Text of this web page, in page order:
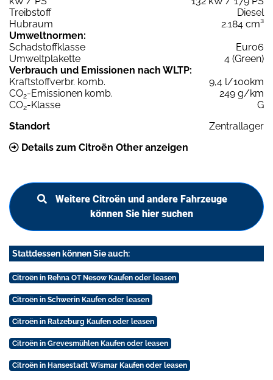
Treibstoff
Diesel
Hubraum
2.184 cm³
Umweltnormen:
Schadstoffklasse
Euro6
Umweltplakette
4 (Green)
Verbrauch und Emissionen nach WLTP:
Kraftstoffverbr. komb.
9,4 l/100km
CO2-Emissionen komb.
249 g/km
CO2-Klasse
G
Standort
Zentrallager
Details zum Citroën Other anzeigen
Weitere Citroën und andere Fahrzeuge
können Sie hier suchen
Stattdessen können Sie auch:
Citroën in Rehna OT Nesow Kaufen oder leasen
Citroën in Schwerin Kaufen oder leasen
Citroën in Ratzeburg Kaufen oder leasen
Citroën in Grevesmühlen Kaufen oder leasen
Citroën in Hansestadt Wismar Kaufen oder leasen